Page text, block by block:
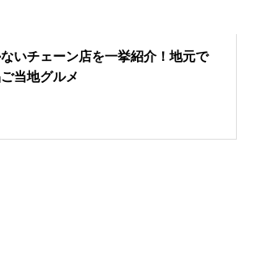
いチェーン店を一挙紹介！地元で
当地グルメ